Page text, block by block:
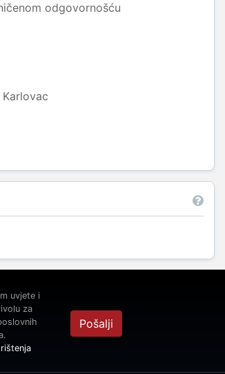
odgovornošću
uvjete i
za
Pošalji